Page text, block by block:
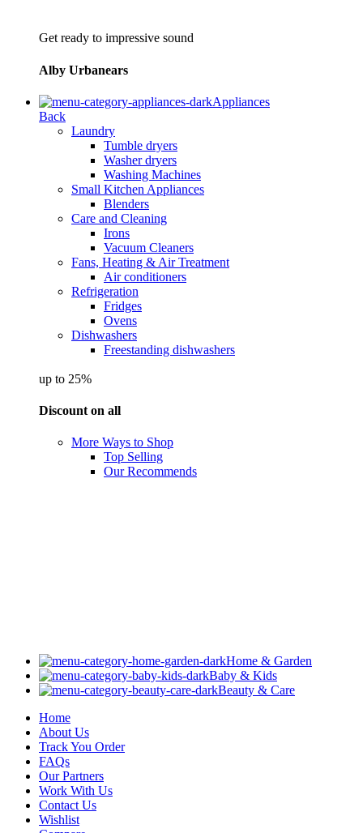
Get ready to impressive sound
Alby Urbanears
Appliances
Back
Laundry
Tumble dryers
Washer dryers
Washing Machines
Small Kitchen Appliances
Blenders
Care and Cleaning
Irons
Vacuum Cleaners
Fans, Heating & Air Treatment
Air conditioners
Refrigeration
Fridges
Ovens
Dishwashers
Freestanding dishwashers
up to 25%
Discount on all
More Ways to Shop
Top Selling
Our Recommends
Home & Garden
Baby & Kids
Beauty & Care
Home
About Us
Track You Order
FAQs
Our Partners
Work With Us
Contact Us
Wishlist